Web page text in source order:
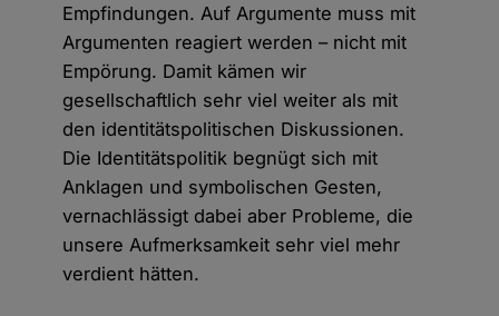
Empfindungen. Auf Argumente muss mit
Argumenten reagiert werden – nicht mit
Empörung. Damit kämen wir
gesellschaftlich sehr viel weiter als mit
den identitätspolitischen Diskussionen.
Die Identitätspolitik begnügt sich mit
Anklagen und symbolischen Gesten,
vernachlässigt dabei aber Probleme, die
unsere Aufmerksamkeit sehr viel mehr
verdient hätten.